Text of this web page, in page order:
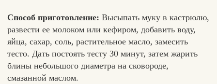
Способ приготовление: Высыпать муку в кастрюлю,
развести ее молоком или кефиром, добавить воду,
яйца, сахар, соль, растительное масло, замесить
тесто. Дать постоять тесту 30 минут, затем жарить
блины небольшого диаметра на сковороде,
смазанной маслом.